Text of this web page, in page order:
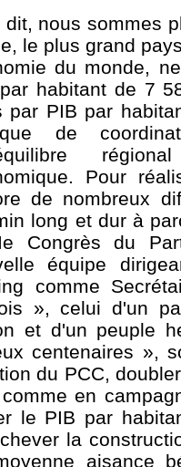
dit, nous sommes
le plus grand
du monde,
habitant de 7
par PIB par
de
Pour
de nombreux
long et dur à
Congrès du
équipe
comme
», celui d'un
et d'un peuple
centenaires »,
du PCC,
en
le PIB par
la
aisance